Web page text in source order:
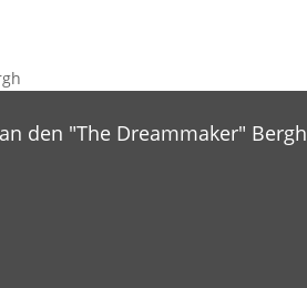
den "The Dreammaker" Bergh